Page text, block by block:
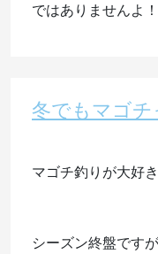
ではありませんよ
冬でもマゴチ
マゴチ釣りが大好
シーズン終盤です